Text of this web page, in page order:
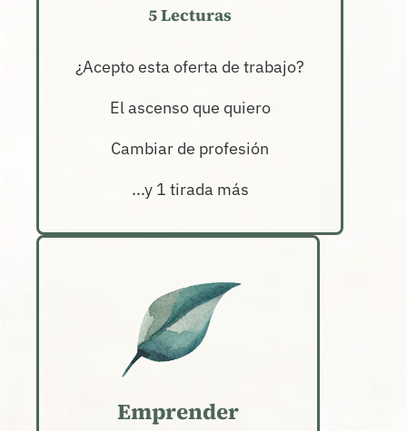
5 Lecturas
¿Acepto esta oferta de trabajo?
El ascenso que quiero
Cambiar de profesión
...y 1 tirada más
Emprender